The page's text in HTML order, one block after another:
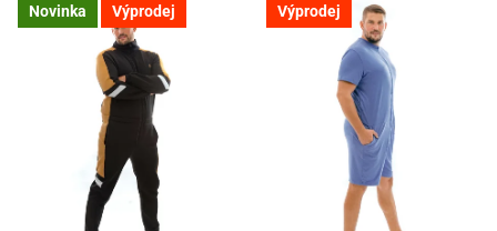
Novinka Výprodej Výprodej